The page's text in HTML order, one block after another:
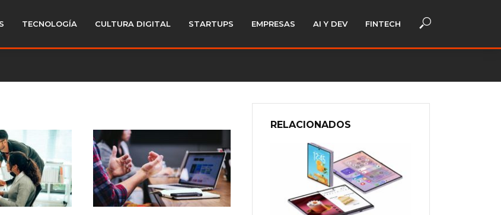
TECNOLOGÍA CULTURA DIGITAL STARTUPS EMPRESAS AI Y DEV FINTECH
RELACIONADOS